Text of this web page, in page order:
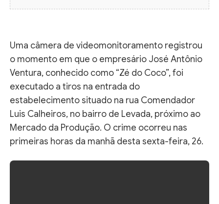
Uma câmera de videomonitoramento registrou
o momento em que o empresário José Antônio
Ventura, conhecido como “Zé do Coco”, foi
executado a tiros na entrada do
estabelecimento situado na rua Comendador
Luis Calheiros, no bairro de Levada, próximo ao
Mercado da Produção. O crime ocorreu nas
primeiras horas da manhã desta sexta-feira, 26.